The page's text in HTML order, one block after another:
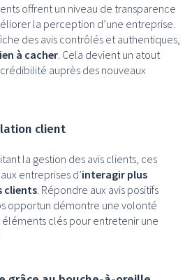
offrent un niveau de transparence
la perception d’une entreprise.
des avis contrôlés et authentiques,
à cacher. Cela devient un atout
auprès des nouveaux
client
la gestion des avis clients, ces
entreprises d’interagir plus
clients. Répondre aux avis positifs
opportun démontre une volonté
clés pour entretenir une